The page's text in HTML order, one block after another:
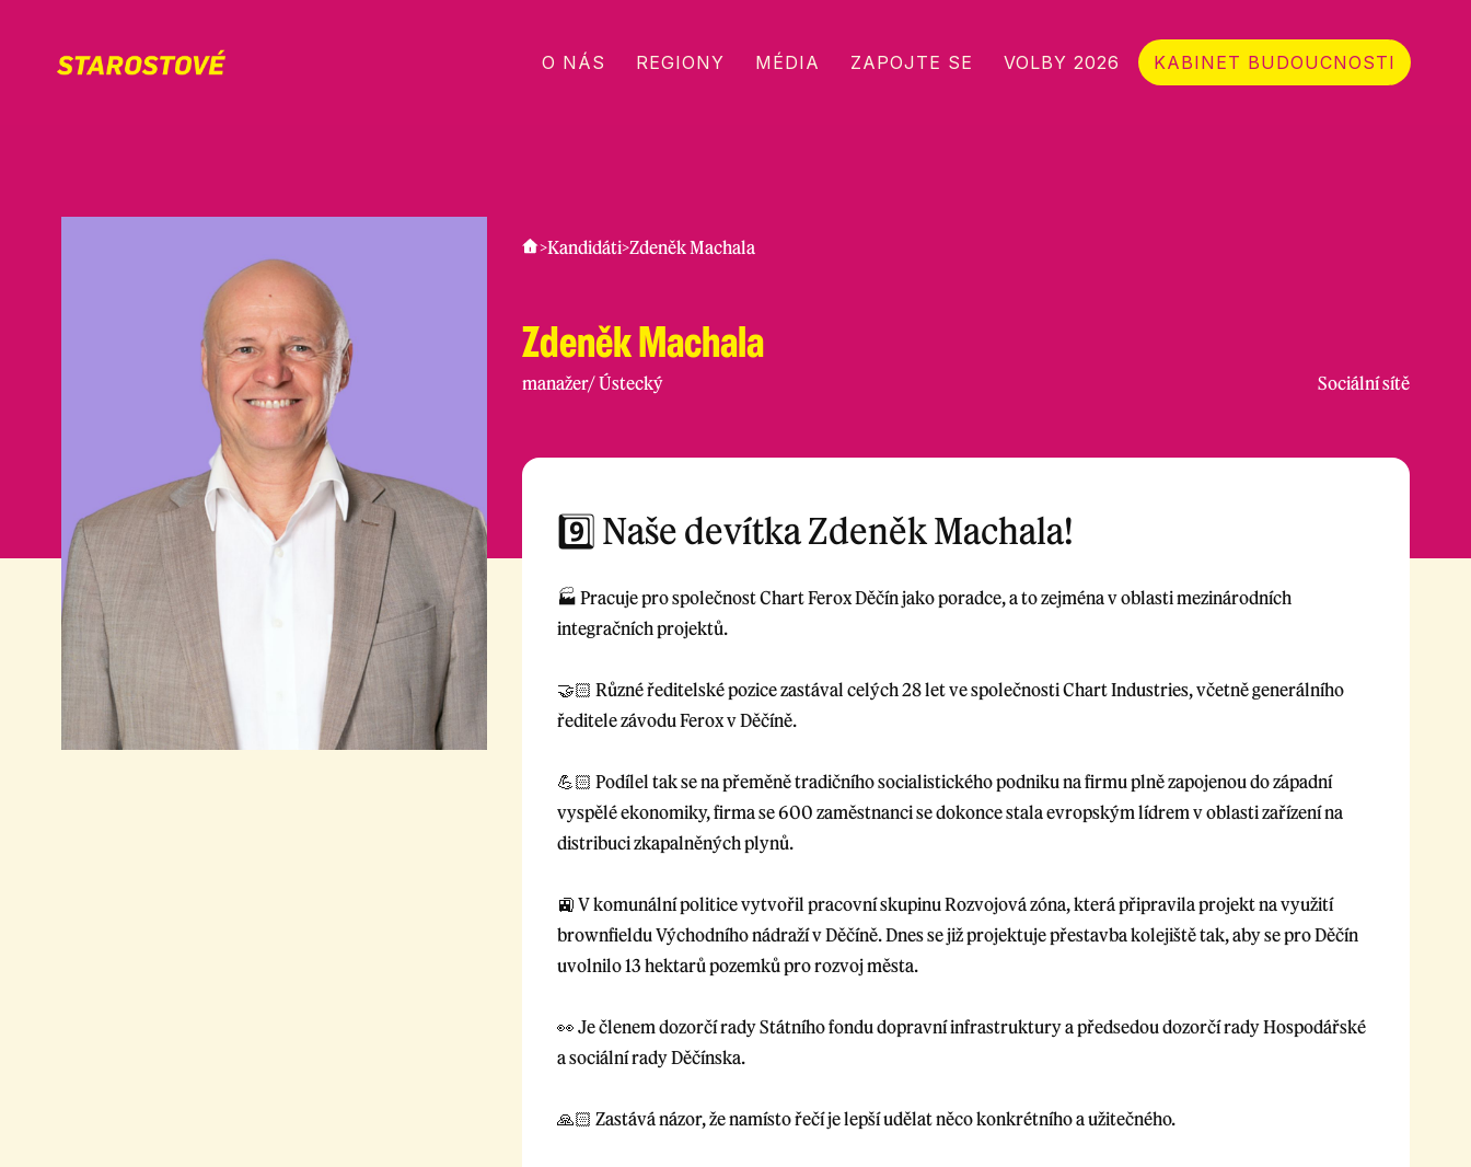
O NÁS REGIONY MÉDIA ZAPOJTE SE VOLBY 2026 KABINET BUDOUCNOSTI
>Kandidáti>Zdeněk Machala
Zdeněk Machala
manažer/Ústecký Sociální sítě
9️⃣ Naše devítka Zdeněk Machala!
🏭 Pracuje pro společnost Chart Ferox Děčín jako poradce, a to zejména v oblasti mezinárodních
integračních projektů.
🤝🏻 Různé ředitelské pozice zastával celých 28 let ve společnosti Chart Industries, včetně generálního
ředitele závodu Ferox v Děčíně.
💪🏻 Podílel tak se na přeměně tradičního socialistického podniku na firmu plně zapojenou do západní
vyspělé ekonomiky, firma se 600 zaměstnanci se dokonce stala evropským lídrem v oblasti zařízení na
distribuci zkapalněných plynů.
🚉 V komunální politice vytvořil pracovní skupinu Rozvojová zóna, která připravila projekt na využití
brownfieldu Východního nádraží v Děčíně. Dnes se již projektuje přestavba kolejiště tak, aby se pro Děčín
uvolnilo 13 hektarů pozemků pro rozvoj města.
👀 Je členem dozorčí rady Státního fondu dopravní infrastruktury a předsedou dozorčí rady Hospodářské
a sociální rady Děčínska.
🙏🏻 Zastává názor, že namísto řečí je lepší udělat něco konkrétního a užitečného.